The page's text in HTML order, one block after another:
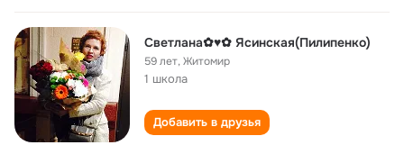
Светлана✿♥✿ Ясинская(Пилипенко)
59 лет,Житомир
1 школа
Добавить в друзья